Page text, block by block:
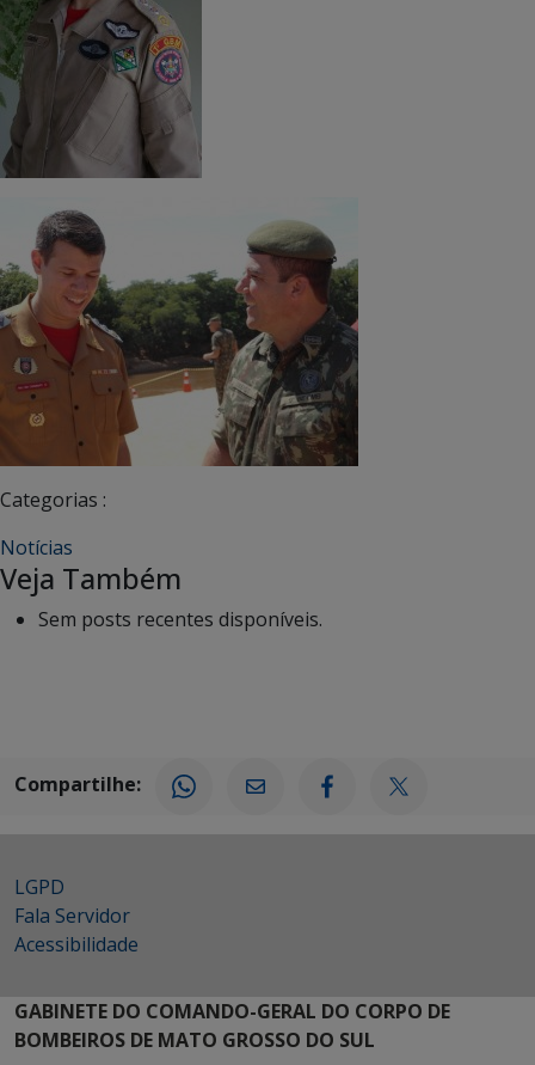
Categorias :
Notícias
Veja Também
Sem posts recentes disponíveis.
Compartilhe:
LGPD
Fala Servidor
Acessibilidade
GABINETE DO COMANDO-GERAL DO CORPO DE
BOMBEIROS DE MATO GROSSO DO SUL